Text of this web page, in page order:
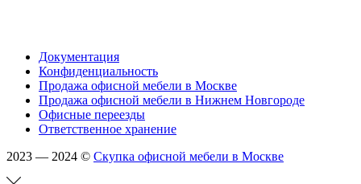
Документация
Конфиденциальность
Продажа офисной мебели в Москве
Продажа офисной мебели в Нижнем Новгороде
Офисные переезды
Ответственное хранение
2023 — 2024 © Скупка офисной мебели в Москве